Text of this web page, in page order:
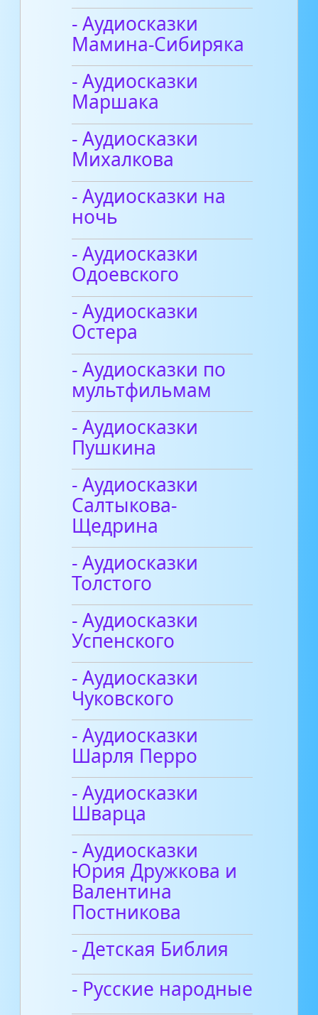
- Аудиосказки
Мамина-Сибиряка
- Аудиосказки
Маршака
- Аудиосказки
Михалкова
- Аудиосказки на
ночь
- Аудиосказки
Одоевского
- Аудиосказки
Остера
- Аудиосказки по
мультфильмам
- Аудиосказки
Пушкина
- Аудиосказки
Салтыкова-
Щедрина
- Аудиосказки
Толстого
- Аудиосказки
Успенского
- Аудиосказки
Чуковского
- Аудиосказки
Шарля Перро
- Аудиосказки
Шварца
- Аудиосказки
Юрия Дружкова и
Валентина
Постникова
- Детская Библия
- Русские народные